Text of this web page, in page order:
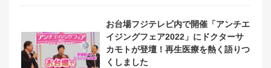
お台場フジテレビ内で開催「アンチエ
イジングフェア2022」にドクターサ
カモトが登壇！再生医療を熱く語りつ
くしました